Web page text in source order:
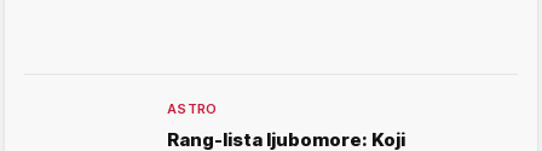
ASTRO
Rang-lista ljubomore: Koji